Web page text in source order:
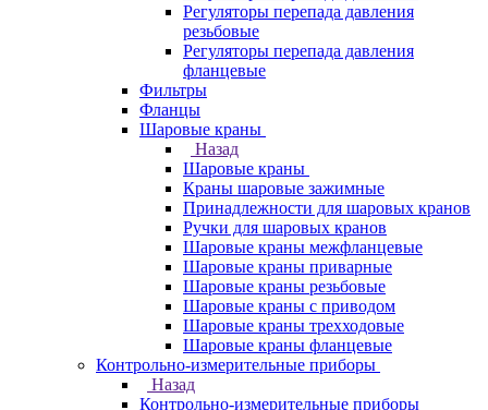
Регуляторы перепада давления
резьбовые
Регуляторы перепада давления
фланцевые
Фильтры
Фланцы
Шаровые краны
Назад
Шаровые краны
Краны шаровые зажимные
Принадлежности для шаровых кранов
Ручки для шаровых кранов
Шаровые краны межфланцевые
Шаровые краны приварные
Шаровые краны резьбовые
Шаровые краны с приводом
Шаровые краны трехходовые
Шаровые краны фланцевые
Контрольно-измерительные приборы
Назад
Контрольно-измерительные приборы